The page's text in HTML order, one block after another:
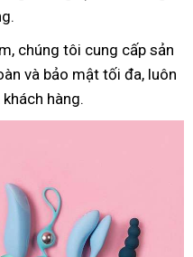
chúng tôi cung cấp sản
và bảo mật tối đa, luôn
hàng.